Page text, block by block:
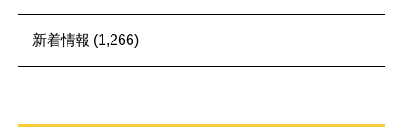
新着情報 (1,266)